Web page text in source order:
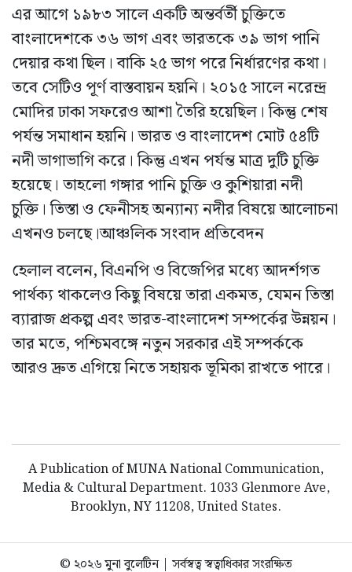
এর আগে ১৯৮৩ সালে একটি অন্তর্বর্তী চুক্তিতে
বাংলাদেশকে ৩৬ ভাগ এবং ভারতকে ৩৯ ভাগ পানি
দেয়ার কথা ছিল। বাকি ২৫ ভাগ পরে নির্ধারণের কথা।
তবে সেটিও পূর্ণ বাস্তবায়ন হয়নি। ২০১৫ সালে নরেন্দ্র
মোদির ঢাকা সফরেও আশা তৈরি হয়েছিল। কিন্তু শেষ
পর্যন্ত সমাধান হয়নি। ভারত ও বাংলাদেশ মোট ৫৪টি
নদী ভাগাভাগি করে। কিন্তু এখন পর্যন্ত মাত্র দুটি চুক্তি
হয়েছে। তাহলো গঙ্গার পানি চুক্তি ও কুশিয়ারা নদী
চুক্তি। তিস্তা ও ফেনীসহ অন্যান্য নদীর বিষয়ে আলোচনা
এখনও চলছে।আঞ্চলিক সংবাদ প্রতিবেদন
হেলাল বলেন, বিএনপি ও বিজেপির মধ্যে আদর্শগত
পার্থক্য থাকলেও কিছু বিষয়ে তারা একমত, যেমন তিস্তা
ব্যারাজ প্রকল্প এবং ভারত-বাংলাদেশ সম্পর্কের উন্নয়ন।
তার মতে, পশ্চিমবঙ্গে নতুন সরকার এই সম্পর্ককে
আরও দ্রুত এগিয়ে নিতে সহায়ক ভূমিকা রাখতে পারে।
A Publication of MUNA National Communication,
Media & Cultural Department. 1033 Glenmore Ave,
Brooklyn, NY 11208, United States.
© ২০২৬ মুনা বুলেটিন | সর্বস্বত্ব স্বত্বাধিকার সংরক্ষিত